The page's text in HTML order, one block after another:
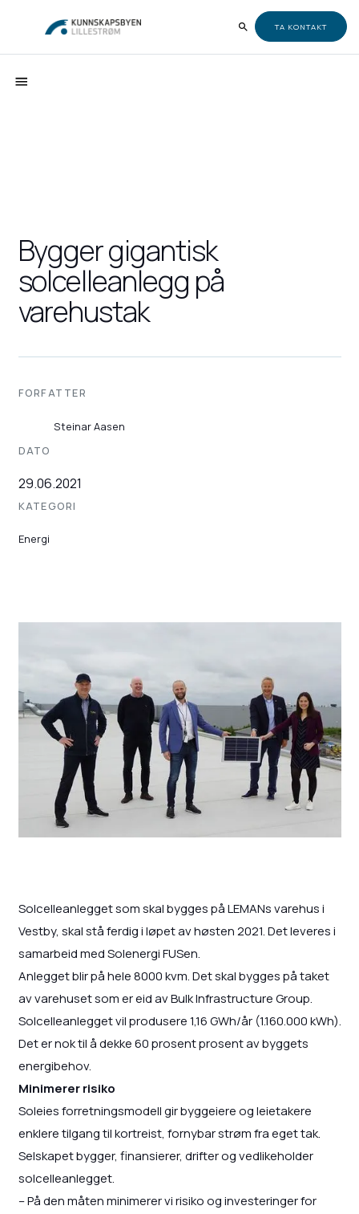
TA KONTAKT
Bygger gigantisk
solcelleanlegg på
varehustak
FORFATTER
Steinar Aasen
DATO
29.06.2021
KATEGORI
Energi
Solcelleanlegget som skal bygges på LEMANs varehus i
Vestby, skal stå ferdig i løpet av høsten 2021. Det leveres i
samarbeid med Solenergi FUSen.
Anlegget blir på hele 8000 kvm. Det skal bygges på taket
av varehuset som er eid av Bulk Infrastructure Group.
Solcelleanlegget vil produsere 1,16 GWh/år (1.160.000 kWh).
Det er nok til å dekke 60 prosent prosent av byggets
energibehov.
Minimerer risiko
Soleies forretningsmodell gir byggeiere og leietakere
enklere tilgang til kortreist, fornybar strøm fra eget tak.
Selskapet bygger, finansierer, drifter og vedlikeholder
solcelleanlegget.
– På den måten minimerer vi risiko og investeringer for